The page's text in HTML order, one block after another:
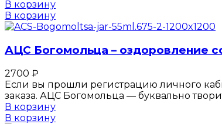
В корзину
В корзину
АЦС Богомольца – оздоровление
2700 ₽
Если вы прошли регистрацию личного
заказа. АЦС Богомольца — буквально
В корзину
В корзину